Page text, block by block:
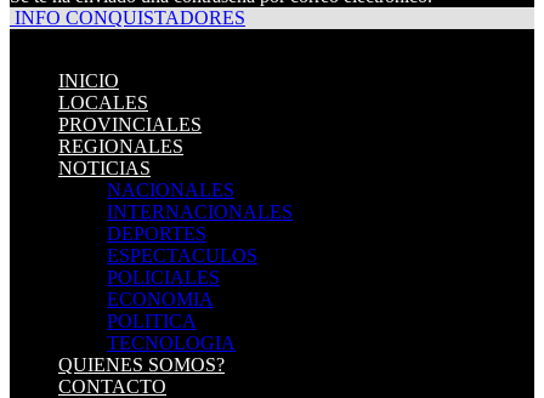
INFO CONQUISTADORES
INICIO
LOCALES
PROVINCIALES
REGIONALES
NOTICIAS
NACIONALES
INTERNACIONALES
DEPORTES
ESPECTACULOS
POLICIALES
ECONOMIA
POLITICA
TECNOLOGIA
QUIENES SOMOS?
CONTACTO